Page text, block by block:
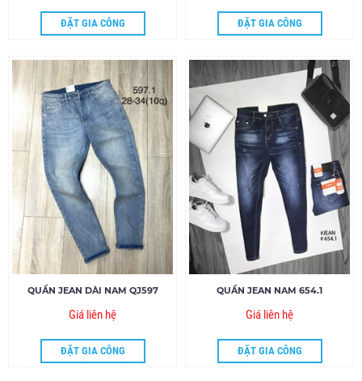
ĐẶT GIA CÔNG ĐẶT GIA CÔNG
QUẦN JEAN DÀI NAM QJ597
Giá liên hệ
ĐẶT GIA CÔNG
QUẦN JEAN NAM 654.1
Giá liên hệ
ĐẶT GIA CÔNG